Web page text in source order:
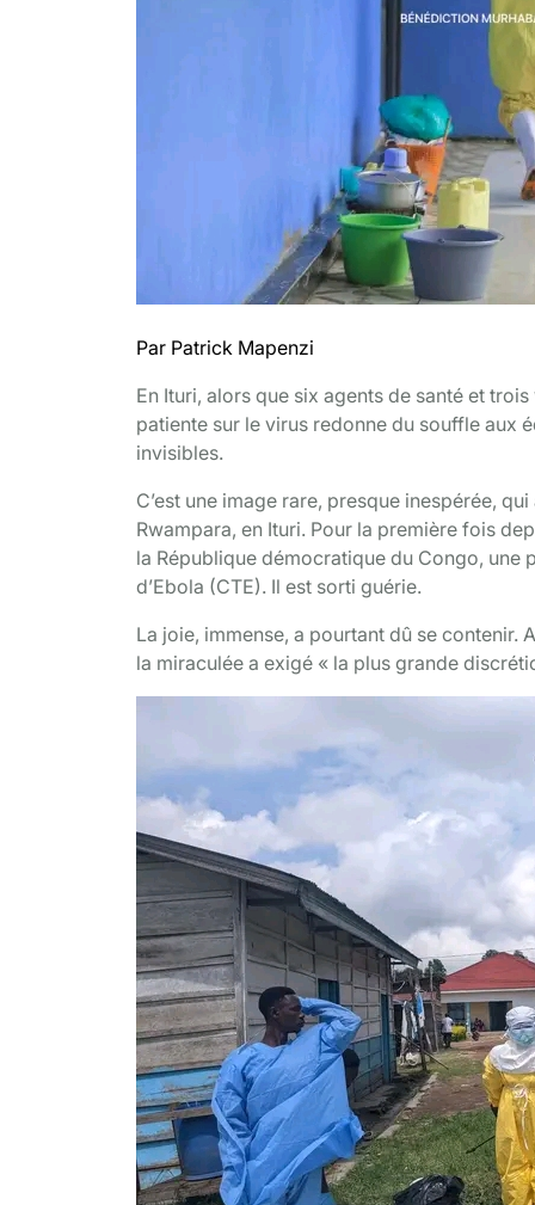
Par Patrick Mapenzi
En Ituri, alors que six agents de santé et
patiente sur le virus redonne du souffle aux
invisibles.
C’est une image rare, presque inespérée,
Rwampara, en Ituri. Pour la première fois
la République démocratique du Congo, une
d’Ebola (CTE). Il est sorti guérie.
La joie, immense, a pourtant dû se
la miraculée a exigé « la plus grande